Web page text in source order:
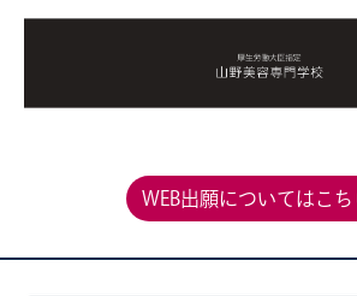
WEB出願についてはこち